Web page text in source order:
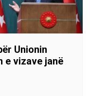
Unionin
e vizave janë